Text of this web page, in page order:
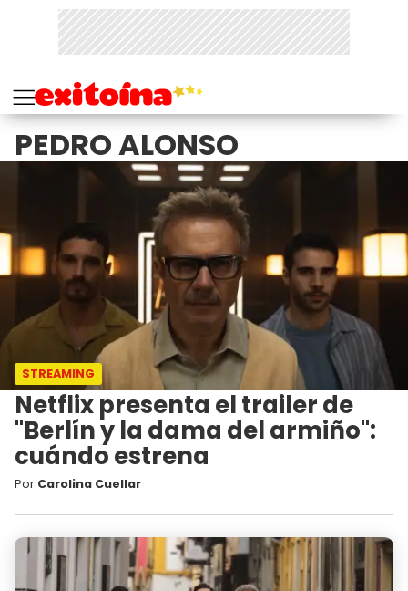
PEDRO ALONSO
STREAMING
Netflix presenta el trailer de
"Berlín y la dama del armiño":
cuándo estrena
Por Carolina Cuellar